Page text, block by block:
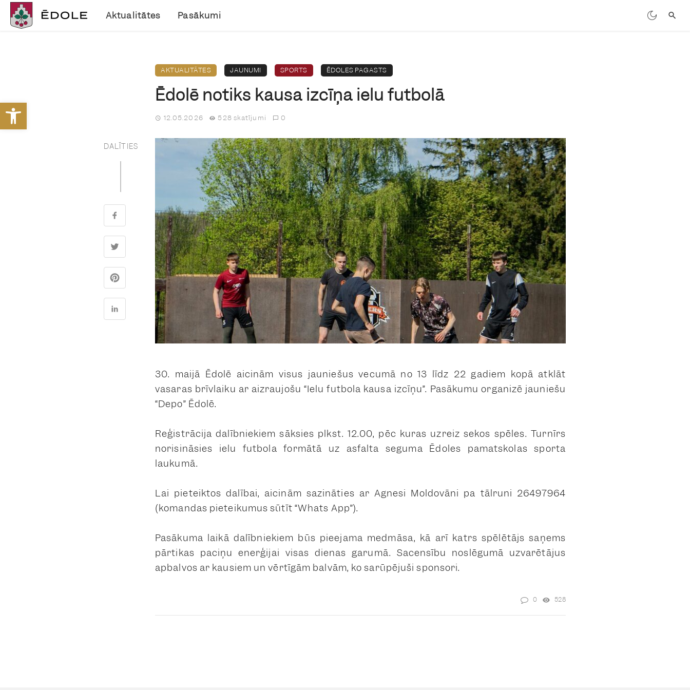
Open toolbar
Aktualitātes Pasākumi
AKTUALITĀTES JAUNUMI SPORTS ĒDOLES PAGASTS
Ēdolē notiks kausa izcīņa ielu futbolā
12.05.2026 528 skatījumi 0
DALĪTIES
30. maijā Ēdolē aicinām visus jauniešus vecumā no 13 līdz 22 gadiem kopā atklāt
vasaras brīvlaiku ar aizraujošu “Ielu futbola kausa izcīņu”. Pasākumu organizē jauniešu
“Depo” Ēdolē.
Reģistrācija dalībniekiem sāksies plkst. 12.00, pēc kuras uzreiz sekos spēles. Turnīrs
norisināsies ielu futbola formātā uz asfalta seguma Ēdoles pamatskolas sporta
laukumā.
Lai pieteiktos dalībai, aicinām sazināties ar Agnesi Moldovāni pa tālruni 26497964
(komandas pieteikumus sūtīt “Whats App”).
Pasākuma laikā dalībniekiem būs pieejama medmāsa, kā arī katrs spēlētājs saņems
pārtikas paciņu enerģijai visas dienas garumā. Sacensību noslēgumā uzvarētājus
apbalvos ar kausiem un vērtīgām balvām, ko sarūpējuši sponsori.
0 528